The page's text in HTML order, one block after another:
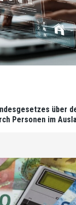
über
Personen im